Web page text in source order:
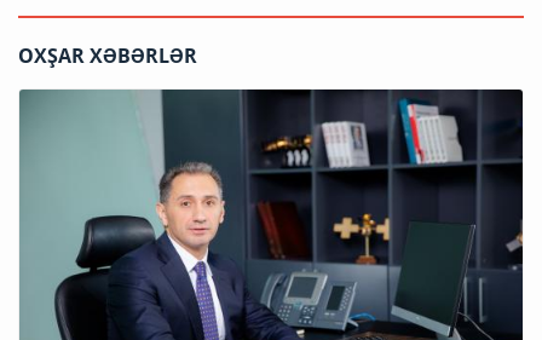
OXŞAR XƏBƏRLƏR